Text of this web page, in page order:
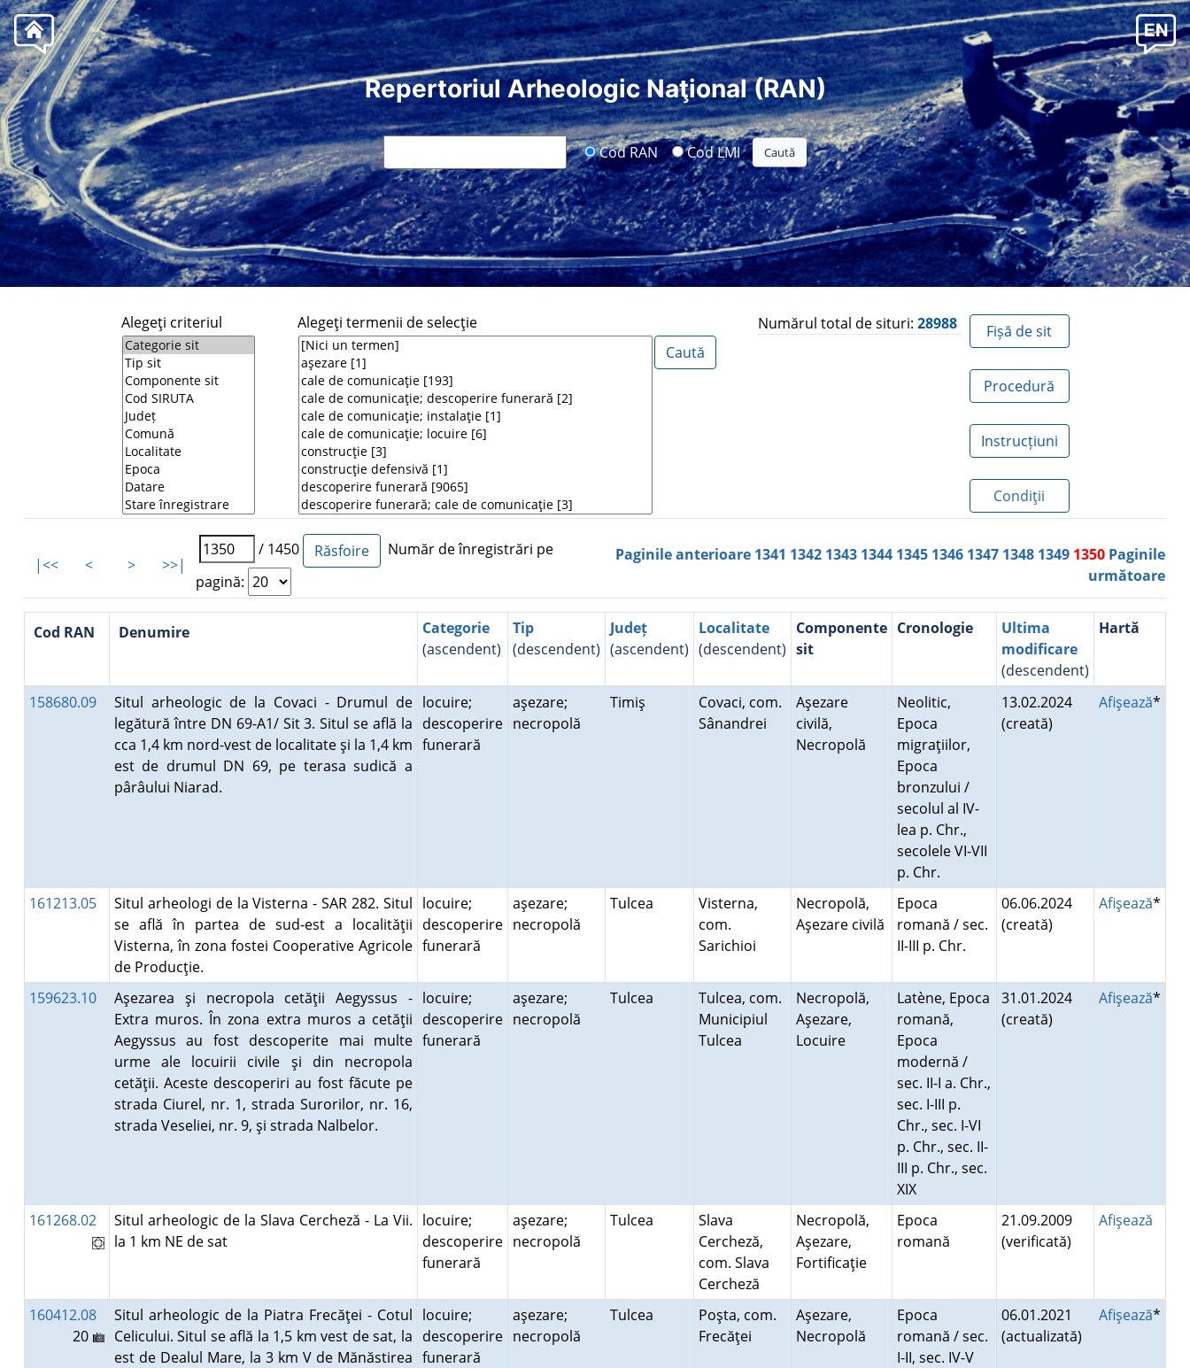
Repertoriul Arheologic Naţional (RAN)
Cod RAN Cod LMI
Alegeţi criteriul Alegeţi termenii de selecţie Numărul total de situri: 28988 Fișă de sit
Procedură
Instrucțiuni
Condiţii
|<< < > >>|
/ 1450
Număr de înregistrări pe
pagină:
Paginile anterioare 1341 1342 1343 1344 1345 1346 1347 1348 1349 1350 Paginile
următoare
Cod RAN Denumire
Categorie
(ascendent)
Tip
(descendent)
Județ
(ascendent)
Localitate
(descendent)
Componente
sit
Cronologie
Ultima
modificare
(descendent)
Hartă
158680.09
Situl arheologic de la Covaci - Drumul de
legătură între DN 69-A1/ Sit 3. Situl se află la
cca 1,4 km nord-vest de localitate şi la 1,4 km
est de drumul DN 69, pe terasa sudică a
pârâului Niarad.
locuire;
descoperire
funerară
aşezare;
necropolă
Timiş
Covaci, com.
Sânandrei
Aşezare
civilă,
Necropolă
Neolitic,
Epoca
migraţiilor,
Epoca
bronzului /
secolul al IV-
lea p. Chr.,
secolele VI-VII
p. Chr.
13.02.2024
(creată)
Afişează*
161213.05
Situl arheologi de la Visterna - SAR 282. Situl
se află în partea de sud-est a localităţii
Visterna, în zona fostei Cooperative Agricole
de Producţie.
locuire;
descoperire
funerară
aşezare;
necropolă
Tulcea
Visterna,
com.
Sarichioi
Necropolă,
Aşezare civilă
Epoca
romană / sec.
II-III p. Chr.
06.06.2024
(creată)
Afişează*
159623.10
Aşezarea şi necropola cetăţii Aegyssus -
Extra muros. În zona extra muros a cetăţii
Aegyssus au fost descoperite mai multe
urme ale locuirii civile şi din necropola
cetăţii. Aceste descoperiri au fost făcute pe
strada Ciurel, nr. 1, strada Surorilor, nr. 16,
strada Veseliei, nr. 9, şi strada Nalbelor.
locuire;
descoperire
funerară
aşezare;
necropolă
Tulcea
Tulcea, com.
Municipiul
Tulcea
Necropolă,
Aşezare,
Locuire
Latène, Epoca
romană,
Epoca
modernă /
sec. II-I a. Chr.,
sec. I-III p.
Chr., sec. I-VI
p. Chr., sec. II-
III p. Chr., sec.
XIX
31.01.2024
(creată)
Afişează*
161268.02
Situl arheologic de la Slava Cercheză - La Vii.
la 1 km NE de sat
locuire;
descoperire
funerară
aşezare;
necropolă
Tulcea
Slava
Cercheză,
com. Slava
Cercheză
Necropolă,
Aşezare,
Fortificaţie
Epoca
romană
21.09.2009
(verificată)
Afişează
160412.08
20
Situl arheologic de la Piatra Frecăţei - Cotul
Celicului. Situl se află la 1,5 km vest de sat, la
est de Dealul Mare, la 3 km V de Mănăstirea
locuire;
descoperire
funerară
aşezare;
necropolă
Tulcea
Poşta, com.
Frecăţei
Aşezare,
Necropolă
Epoca
romană / sec.
I-II, sec. IV-V
06.01.2021
(actualizată)
Afişează*